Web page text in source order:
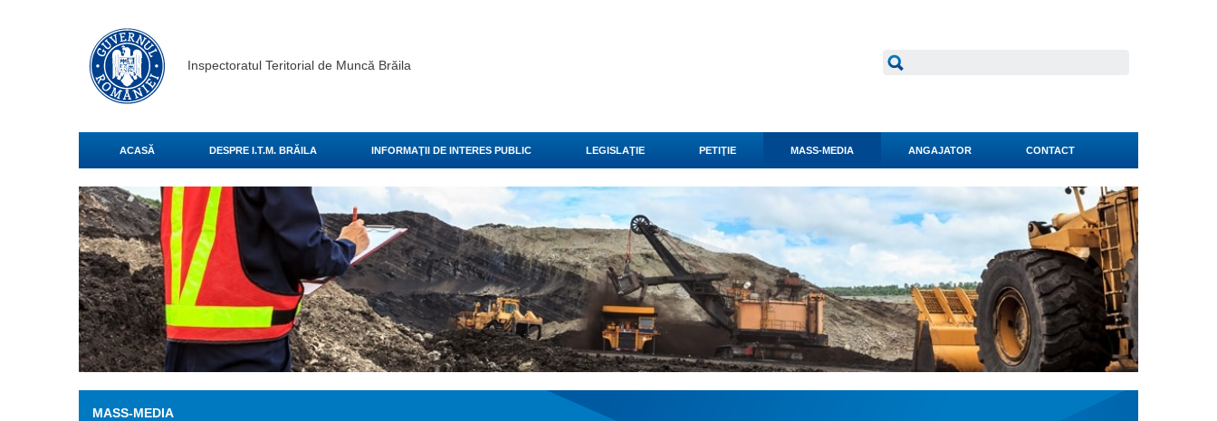
Inspectoratul Teritorial de Muncă Brăila
ACASĂ DESPRE I.T.M. BRĂILA INFORMAŢII DE INTERES PUBLIC LEGISLAŢIE PETIŢIE MASS-MEDIA ANGAJATOR CONTACT
MASS-MEDIA